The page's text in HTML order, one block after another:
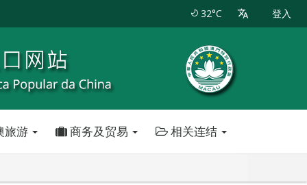
32°C 登入
旅游 商务及贸易 相关连结